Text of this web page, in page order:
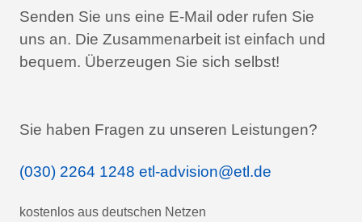
Senden Sie uns eine E-Mail oder rufen Sie
uns an. Die Zusammenarbeit ist einfach und
bequem. Überzeugen Sie sich selbst!
Sie haben Fragen zu unseren Leistungen?
(030) 2264 1248 etl-advision@etl.de
kostenlos aus deutschen Netzen